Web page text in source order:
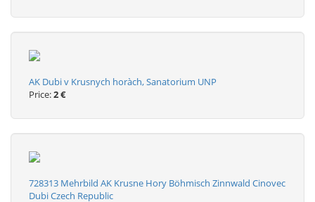
AK Dubi v Krusnych horàch, Sanatorium UNP
Price:2 €
728313 Mehrbild AK Krusne Hory Böhmisch Zinnwald Cinovec
Dubi Czech Republic